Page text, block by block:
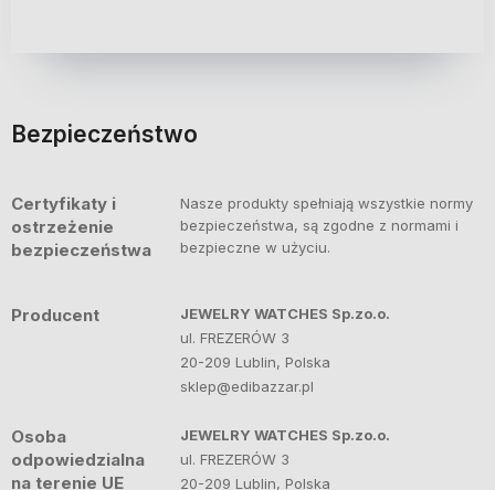
Bezpieczeństwo
Certyfikaty i
ostrzeżenie
bezpieczeństwa
Nasze produkty spełniają wszystkie normy
bezpieczeństwa, są zgodne z normami i
bezpieczne w użyciu.
Producent
JEWELRY WATCHES Sp.zo.o.
ul. FREZERÓW 3
20-209 Lublin, Polska
sklep@edibazzar.pl
Osoba
odpowiedzialna
na terenie UE
JEWELRY WATCHES Sp.zo.o.
ul. FREZERÓW 3
20-209 Lublin, Polska